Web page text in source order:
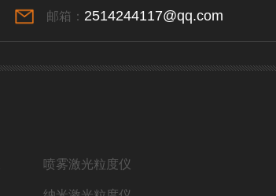
邮箱： 2514244117@qq.com
喷雾激光粒度仪